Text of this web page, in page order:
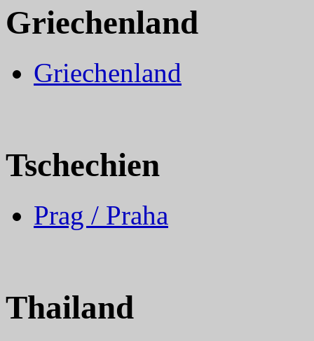
Griechenland
Griechenland
Tschechien
Prag / Praha
Thailand